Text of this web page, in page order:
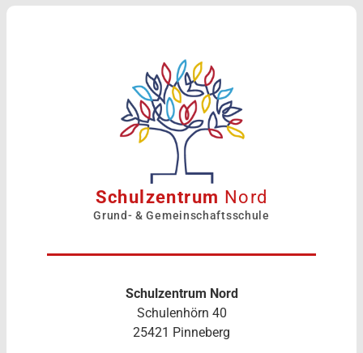
Schulzentrum Nord
Grund- & Gemeinschaftsschule
Schulzentrum Nord
Schulenhörn 40
25421 Pinneberg